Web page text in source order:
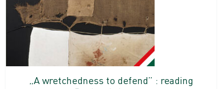
„A wretchedness to defend” : reading